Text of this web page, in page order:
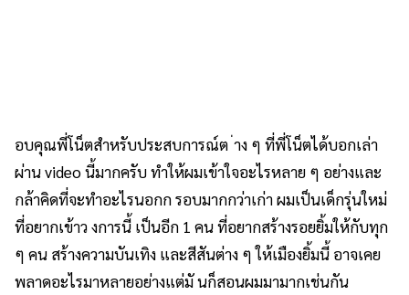
อบคุณพี่โน็ตสำหรับประสบการณ์ต ่าง ๆ ที่พี่โน็ตได้บอกเล่า
ผ่าน video นี้มากครับ ทำให้ผมเข้าใจอะไรหลาย ๆ อย่างและ
กล้าคิดที่จะทำอะไรนอกก รอบมากกว่าเก่า ผมเป็นเด็กรุ่นใหม่
ที่อยากเข้าว งการนี้ เป็นอีก 1 คน ที่อยากสร้างรอยยิ้มให้กับทุก
ๆ คน สร้างความบันเทิง และสีสันต่าง ๆ ให้เมืองยิ้มนี้ อาจเคย
พลาดอะไรมาหลายอย่างแต่มั นก็สอนผมมามากเช่นกัน